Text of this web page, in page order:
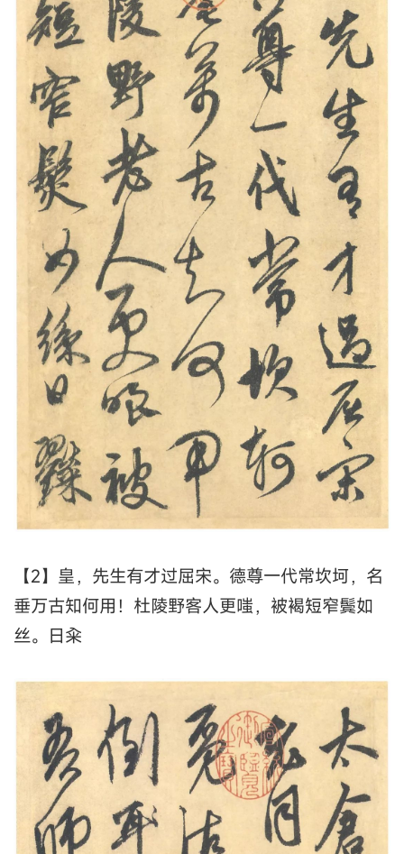
【2】皇，先生有才过屈宋。德尊一代常坎坷，名
垂万古知何用！杜陵野客人更嗤，被褐短窄鬓如
丝。日籴